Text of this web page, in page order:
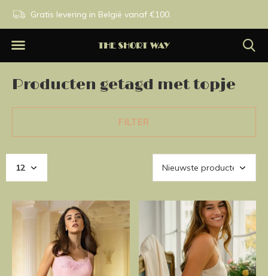
Gratis levering in België vanaf €100.
Producten getagd met topje
FILTER